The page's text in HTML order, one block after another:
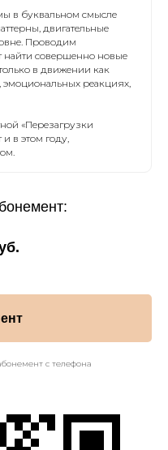
в буквальном смысле
двигательные
Проводим
найти совершенно новые
в движении как
реакциях,
«Перезагрузки
в этом году,
с телефона